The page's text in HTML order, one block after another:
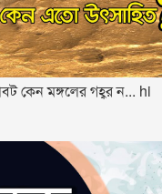
কেন মঙ্গলের গহ্বর ন... hi